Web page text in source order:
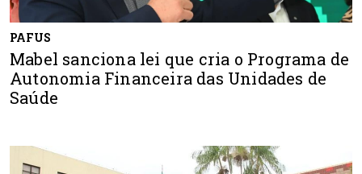
PAFUS
Mabel sanciona lei que cria o Programa de
Autonomia Financeira das Unidades de
Saúde